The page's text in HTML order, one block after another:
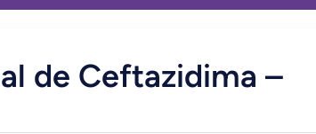
de Ceftazidima –